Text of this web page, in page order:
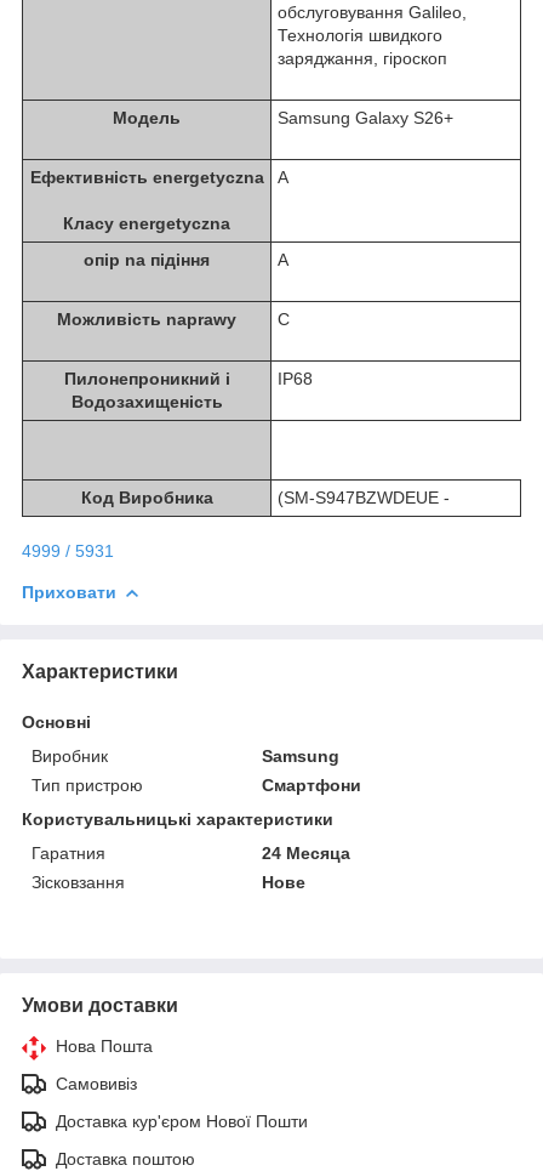
обслуговування Galileo,
Технологія швидкого
заряджання, гіроскоп
Модель Samsung Galaxy S26+
Ефективність energetyczna
Класу energetyczna
A
опір na підіння A
Можливість naprawy C
Пилонепроникний i
Водозахищеність
IP68
Код Виробника (SM-S947BZWDEUE -
4999 / 5931
Приховати
Характеристики
Основні
Виробник
Samsung
Тип пристрою
Смартфони
Користувальницькі характеристики
Гаратния
24 Месяца
Зісковзання
Нове
Умови доставки
Нова Пошта
Самовивіз
Доставка кур'єром Нової Пошти
Доставка поштою